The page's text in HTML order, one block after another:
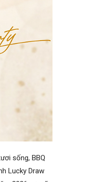
sống, BBQ
Lucky Draw